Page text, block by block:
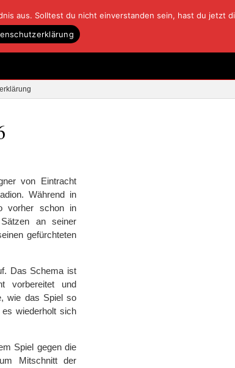
von Eintracht
Während in
vorher schon in
an seiner
gefürchteten
Das Schema ist
vorbereitet und
wie das Spiel so
wiederholt sich
Spiel gegen die
Mitschnitt der
aus. Solltest du nicht einverstanden sein, hast du jetzt